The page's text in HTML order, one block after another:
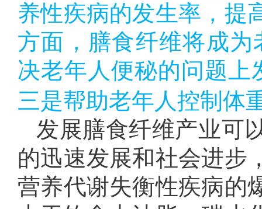
养性疾病的发生率，提
方面， 膳食纤维将成
决老年人便秘的问题上
三是帮助老年人控制体
发展膳食纤维产业可
的迅速发展和社会进步
营养代谢失衡性疾病的